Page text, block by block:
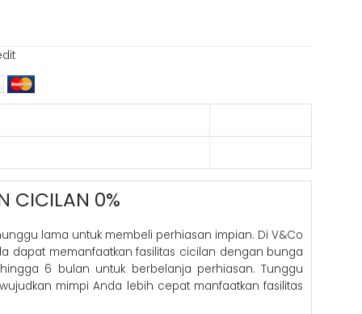
CICILAN 0%
lama untuk membeli perhiasan impian. Di V&Co
dapat memanfaatkan fasilitas cicilan dengan bunga
6 bulan untuk berbelanja perhiasan. Tunggu
mimpi Anda lebih cepat manfaatkan fasilitas